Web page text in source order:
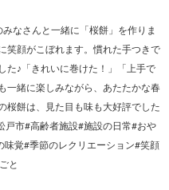
なさんと一緒に「桜餅」を作りま
笑顔がこぼれます。慣れた手つきで
た♪「きれいに巻けた！」「上手で
一緒に楽しみながら、あたたかな春
桜餅は、見た目も味も大好評でした
戸市#高齢者施設#施設の日常#おや
覚#季節のレクリエーション#笑顔
と